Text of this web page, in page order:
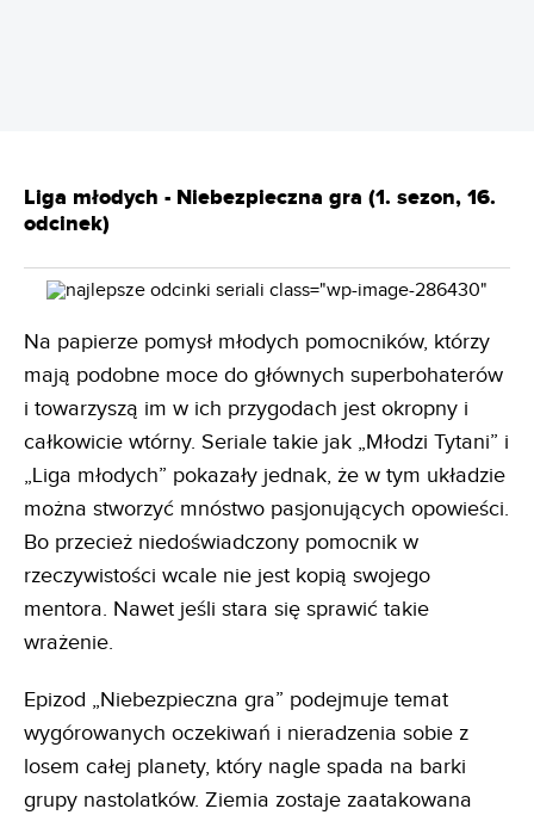
Liga młodych - Niebezpieczna gra (1. sezon, 16.
odcinek)
Na papierze pomysł młodych pomocników, którzy
mają podobne moce do głównych superbohaterów
i towarzyszą im w ich przygodach jest okropny i
całkowicie wtórny. Seriale takie jak „Młodzi Tytani” i
„Liga młodych” pokazały jednak, że w tym układzie
można stworzyć mnóstwo pasjonujących opowieści.
Bo przecież niedoświadczony pomocnik w
rzeczywistości wcale nie jest kopią swojego
mentora. Nawet jeśli stara się sprawić takie
wrażenie.
Epizod „Niebezpieczna gra” podejmuje temat
wygórowanych oczekiwań i nieradzenia sobie z
losem całej planety, który nagle spada na barki
grupy nastolatków. Ziemia zostaje zaatakowana